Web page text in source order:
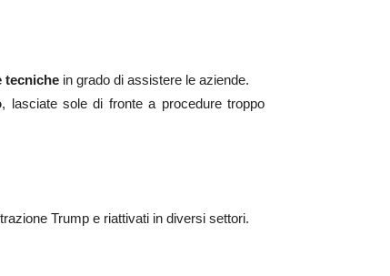
tecniche in grado di assistere le aziende.
, lasciate sole di fronte a procedure troppo
Trump e riattivati in diversi settori.